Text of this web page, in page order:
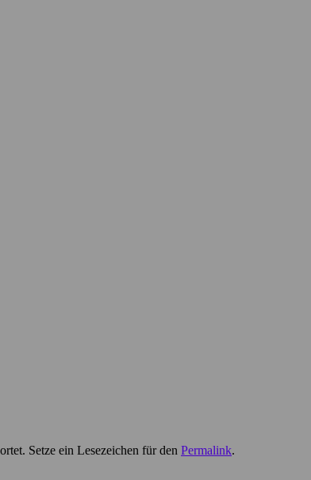
Setze ein Lesezeichen für den Permalink.